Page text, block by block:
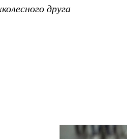
друга